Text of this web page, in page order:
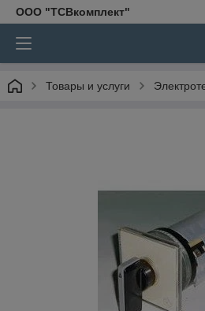
ООО "ТСВкомплект"
Товары и услуги